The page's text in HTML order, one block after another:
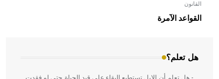
القانون
القواعد الآمرة
هل تعلم؟
- هل تعلم أن الأبلق نوع من الفنون الهندسية التي ارتبطت
بالعمارة الإسلامية في بلاد الشام ومصر خاصة، حيث يحرص
المعمار على بناء مداميكه وخاصة في الواجهات